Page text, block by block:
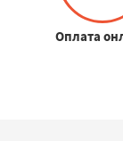
Оплата